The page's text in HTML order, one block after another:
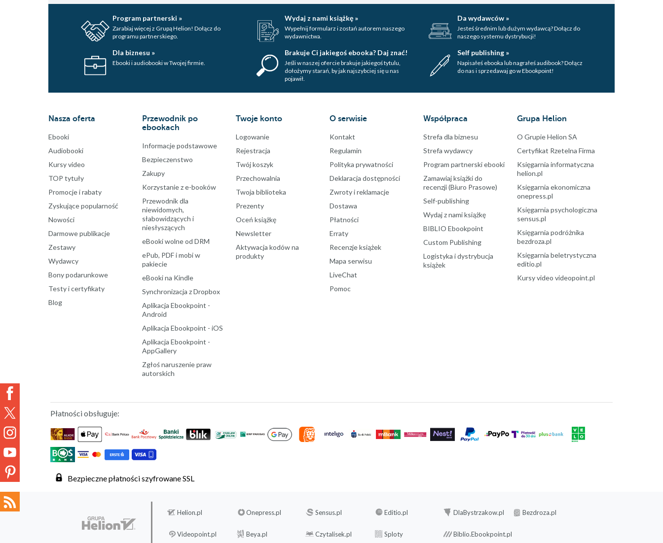
Program partnerski »
Zarabiaj więcej z Grupą Helion! Dołącz do
programu partnerskiego.
Wydaj z nami książkę »
Wypełnij formularz i zostań autorem naszego
wydawnictwa.
Da wydawców »
Jesteś średnim lub dużym wydawcą? Dołącz do
naszego systemu dystrybucji!
Dla biznesu »
Ebooki i audiobooki w Twojej firmie.
Brakuje Ci jakiegoś ebooka? Daj znać!
Jeśli w naszej ofercie brakuje jakiegoś tytulu,
dołożymy starań, by jak najszybciej się u nas
pojawił.
Self publishing »
Napisałeś ebooka lub nagrałeś audibook? Dołącz
do nas i sprzedawaj go w Ebookpoint!
Nasza oferta
Ebooki
Audiobooki
Kursy video
TOP tytuły
Promocje i rabaty
Zyskujące popularność
Nowości
Darmowe publikacje
Zestawy
Wydawcy
Bony podarunkowe
Testy i certyfikaty
Blog
Przewodnik po
ebookach
Informacje podstawowe
Bezpieczenstwo
Zakupy
Korzystanie z e-booków
Przewodnik dla
niewidomych,
słabowidzących i
niesłyszących
eBooki wolne od DRM
ePub, PDF i mobi w
pakiecie
eBooki na Kindle
Synchronizacja z Dropbox
Aplikacja Ebookpoint -
Android
Aplikacja Ebookpoint - iOS
Aplikacja Ebookpoint -
AppGallery
Zgłoś naruszenie praw
autorskich
Twoje konto
Logowanie
Rejestracja
Twój koszyk
Przechowalnia
Twoja biblioteka
Prezenty
Oceń książkę
Newsletter
Aktywacja kodów na
produkty
O serwisie
Kontakt
Regulamin
Polityka prywatności
Deklaracja dostępności
Zwroty i reklamacje
Dostawa
Płatności
Erraty
Recenzje książek
Mapa serwisu
LiveChat
Pomoc
Współpraca
Strefa dla biznesu
Strefa wydawcy
Program partnerski ebooki
Zamawiaj książki do
recenzji (Biuro Prasowe)
Self-publishing
Wydaj z nami książkę
BIBLIO Ebookpoint
Custom Publishing
Logistyka i dystrybucja
książek
Grupa Helion
O Grupie Helion SA
Certyfikat Rzetelna Firma
Księgarnia informatyczna
helion.pl
Księgarnia ekonomiczna
onepress.pl
Księgarnia psychologiczna
sensus.pl
Księgarnia podróżnika
bezdroza.pl
Księgarnia beletrystyczna
editio.pl
Kursy video videopoint.pl
Płatności obsługuje:
Bezpieczne płatności szyfrowane SSL
Helion.pl Onepress.pl Sensus.pl Editio.pl DlaBystrzakow.pl Bezdroza.pl
Videopoint.pl Beya.pl Czytalisek.pl Sploty Biblio.Ebookpoint.pl